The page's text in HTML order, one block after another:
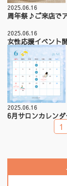
2025.06.16
周年祭♪ご来店で
2025.06.16
女性応援イベント
2025.06.16
6月サロンカレン
1